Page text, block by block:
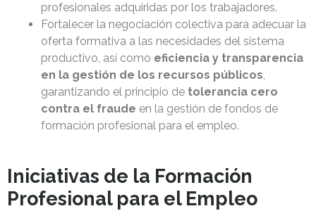
profesionales adquiridas por los trabajadores.
Fortalecer la negociación colectiva para adecuar la
oferta formativa a las necesidades del sistema
productivo, así como eficiencia y transparencia
en la gestión de los recursos públicos,
garantizando el principio de tolerancia cero
contra el fraude en la gestión de fondos de
formación profesional para el empleo.
Iniciativas de la Formación
Profesional para el Empleo